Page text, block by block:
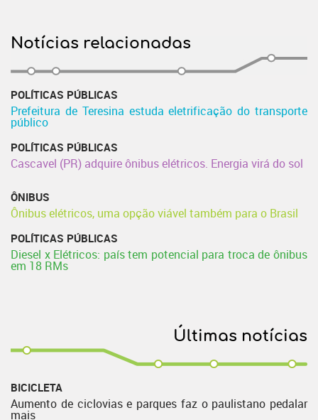
Notícias relacionadas
POLÍTICAS PÚBLICAS
Prefeitura de Teresina estuda eletrificação do transporte
público
POLÍTICAS PÚBLICAS
Cascavel (PR) adquire ônibus elétricos. Energia virá do sol
ÔNIBUS
Ônibus elétricos, uma opção viável também para o Brasil
POLÍTICAS PÚBLICAS
Diesel x Elétricos: país tem potencial para troca de ônibus
em 18 RMs
Últimas notícias
BICICLETA
Aumento de ciclovias e parques faz o paulistano pedalar
mais